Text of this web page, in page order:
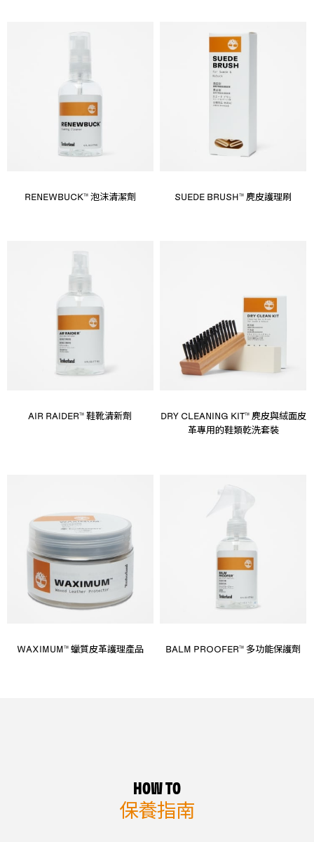
RENEWBUCK™ 泡沫清潔劑 SUEDE BRUSH™ 麂皮護理刷
AIR RAIDER™ 鞋靴清新劑
DRY CLEANING KIT™ 麂皮與絨面皮
革專用的鞋類乾洗套裝
WAXIMUM™ 蠟質皮革護理產品 BALM PROOFER™ 多功能保護劑
HOW TO
保養指南